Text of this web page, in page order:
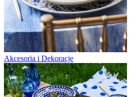
Akcesoria i Dekoracje